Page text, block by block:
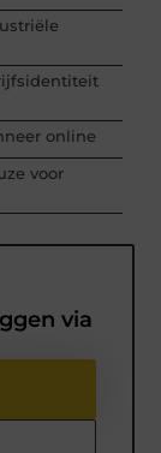
online
voor
via